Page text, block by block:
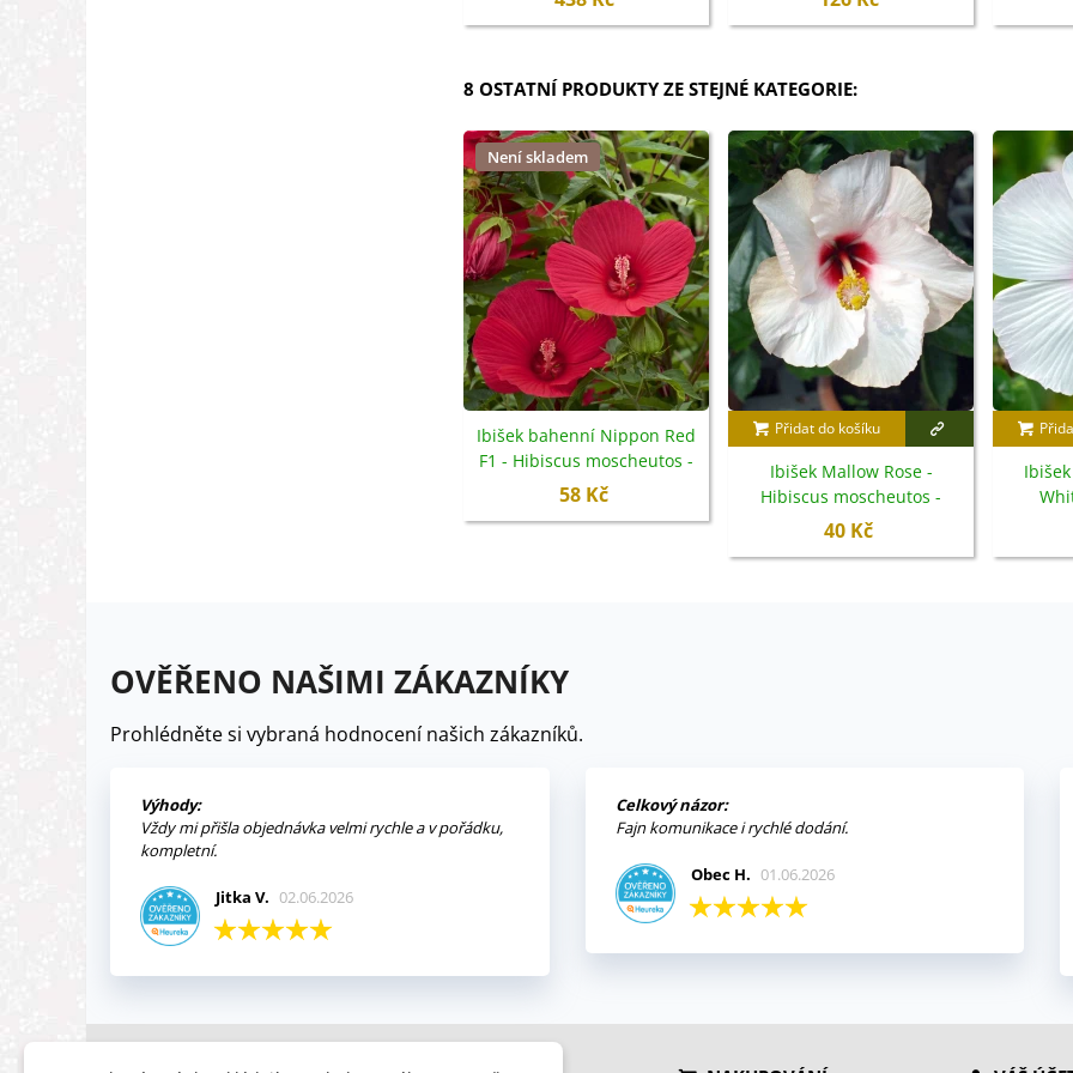
8 OSTATNÍ PRODUKTY ZE STEJNÉ KATEGORIE:
Není skladem
Ibišek bahenní Nippon Red
F1 - Hibiscus moscheutos -
semena - 5 ks
58 Kč
Přidat do košíku
Ibišek Mallow Rose -
Hibiscus moscheutos -
semena - 5 ks
40 Kč
OVĚŘENO NAŠIMI ZÁKAZNÍKY
Prohlédněte si vybraná hodnocení našich zákazníků.
Výhody:
Vždy mi přišla objednávka velmi rychle a v pořádku,
kompletní.
Jitka V. 02.06.2026
Celkový názor:
Fajn komunikace i rychlé dodání.
Obec H. 01.06.2026